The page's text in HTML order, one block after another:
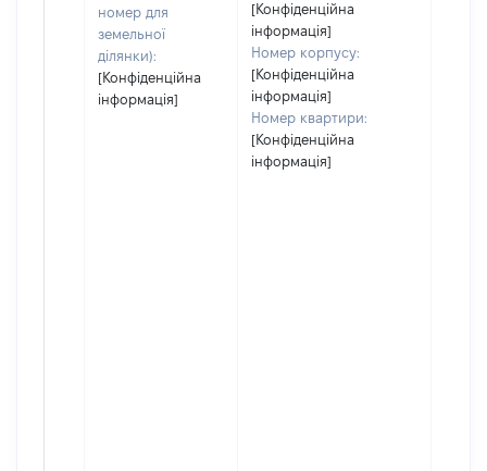
номер для
земельної
ділянки):
[Конфіденційна
інформація]
[Конфіденційна
інформація]
Номер корпусу:
[Конфіденційна
інформація]
Номер квартири:
[Конфіденційна
інформація]